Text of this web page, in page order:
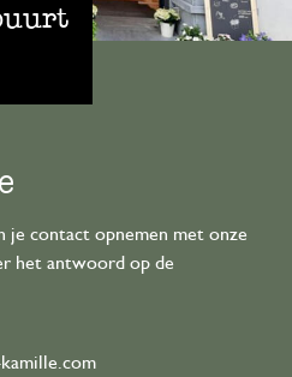
je contact opnemen met onze
het antwoord op de